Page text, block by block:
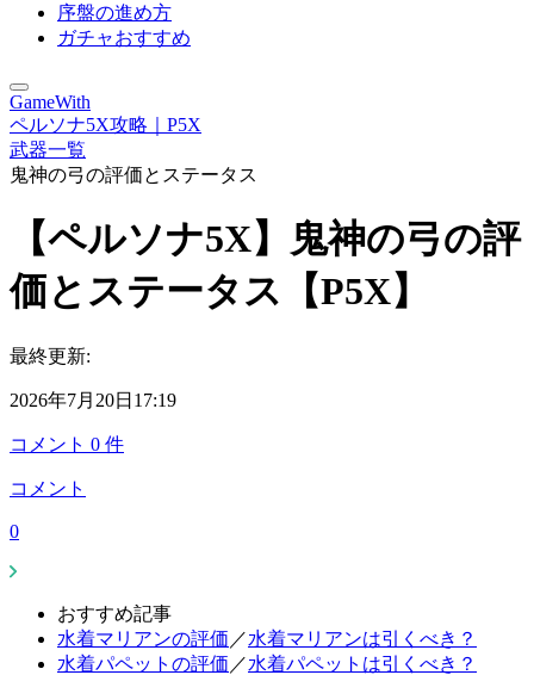
序盤の進め方
ガチャおすすめ
GameWith
ペルソナ5X攻略｜P5X
武器一覧
鬼神の弓の評価とステータス
【ペルソナ5X】鬼神の弓の評
価とステータス【P5X】
最終更新:
2026年7月20日17:19
コメント 0 件
コメント
0
おすすめ記事
水着マリアンの評価 ／水着マリアンは引くべき？
水着パペットの評価 ／水着パペットは引くべき？